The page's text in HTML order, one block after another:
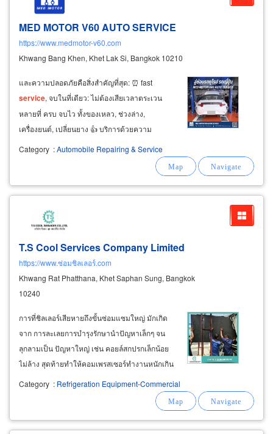
MED MOTOR V60 AUTO SERVICE
https://www.medmotor-v60.com
Khwang Bang Khen, Khet Lak Si, Bangkok 10210
และความปลอดภัยคือสิ่งสำคัญที่สุด: ⏰ fast
service, จบในที่เดียว: ไม่ต้องเสียเวลาตระเวน
หลายที่ ครบ จบไว ทั้งของเหลว, ช่วงล่าง,
เครื่องยนต์, เปลี่ยนยาง 👍 บริการด้วยความ
สบายใจเหมือนคนในครอบครัว: เราเข้าใจกลุ่ม
ลูกค้าที่ไม่ค่อยมีความรู้เรื่องรถ
Category :Automobile Repairing & Service
T.S Cool Services Company Limited
https://www.ซ่อมชิลเลอร์.com
Khwang Rat Phatthana, Khet Saphan Sung, Bangkok
10240
การที่ชิลเลอร์เสียหายถึงขั้นซ่อมแซมใหญ่ มักเกิด
จาก การละเลยการบำรุงรักษานำปัญหาเล็กๆ จน
ลุกลามเป็น ปัญหาใหญ่ เช่น คอยล์สกปรกเล็กน้อย
ไม่ล้าง สุดท้ายทำให้คอมเพรสเซอร์ทำงานหนักเกิน
ซ่อม – ปรึกษาฟรีวันนี้ " รับซ่อมชิลเลอร์ air-cool
Category : Refrigeration Equipment-Commercial